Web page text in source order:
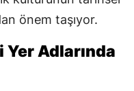
önem taşıyor.
Yer Adlarında